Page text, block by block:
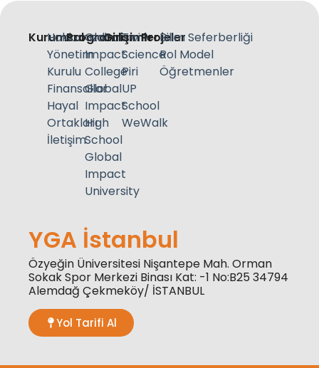
Kurumsal
Hakkımızda
Yönetim
Kurulu
Finansallar
Hayal
Ortakları
İletişim
Programlar
Global
Impact
College
Global
Impact
High
School
Global
Impact
University
Girişimler
Twin
Science
Piri
UP
School
WeWalk
Projeler
Bilim Seferberliği
Rol Model
Öğretmenler
YGA İstanbul
Özyeğin Üniversitesi Nişantepe Mah. Orman
Sokak Spor Merkezi Binası Kat: -1 No:B25 34794
Alemdağ Çekmeköy/ İSTANBUL
Yol Tarifi Al